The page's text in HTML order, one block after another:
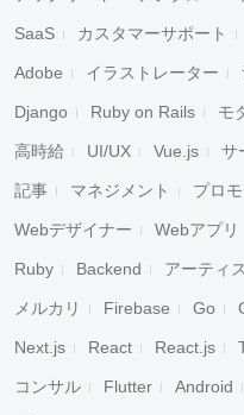
SaaS カスタマーサポート
Adobe イラストレーター
Django Ruby on Rails モ
高時給 UI/UX Vue.js サ
記事 マネジメント プロ
Webデザイナー Webアプリ
Ruby Backend アーティ
メルカリ Firebase Go
Next.js React React.js
コンサル Flutter Android